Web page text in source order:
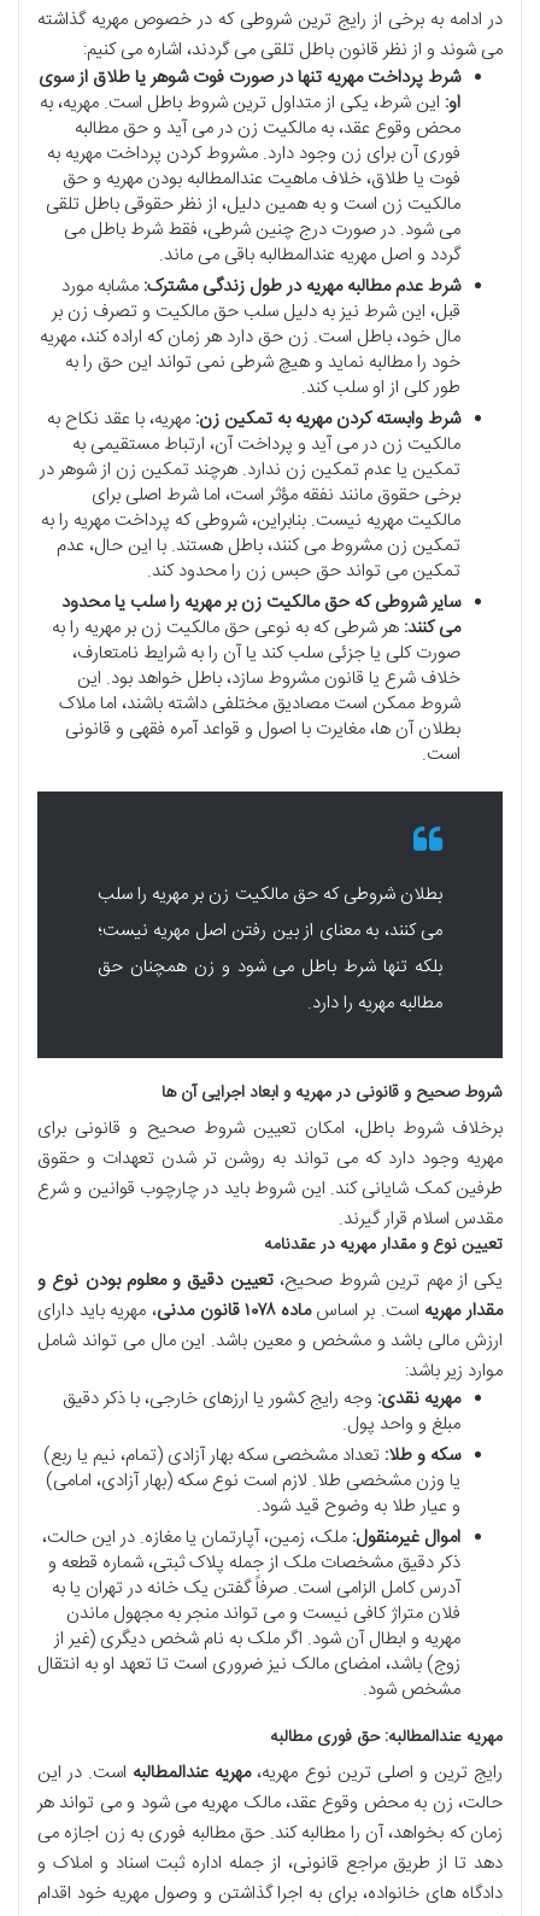
در ادامه به برخی از رایج ترین شروطی که در خصوص مهریه گذاشته
می شوند و از نظر قانون باطل تلقی می گردند، اشاره می کنیم:
شرط پرداخت مهریه تنها در صورت فوت شوهر یا طلاق از سوی
او: این شرط، یکی از متداول ترین شروط باطل است. مهریه، به
محض وقوع عقد، به مالکیت زن در می آید و حق مطالبه
فوری آن برای زن وجود دارد. مشروط کردن پرداخت مهریه به
فوت یا طلاق، خلاف ماهیت عندالمطالبه بودن مهریه و حق
مالکیت زن است و به همین دلیل، از نظر حقوقی باطل تلقی
می شود. در صورت درج چنین شرطی، فقط شرط باطل می
گردد و اصل مهریه عندالمطالبه باقی می ماند.
شرط عدم مطالبه مهریه در طول زندگی مشترک: مشابه مورد
قبل، این شرط نیز به دلیل سلب حق مالکیت و تصرف زن بر
مال خود، باطل است. زن حق دارد هر زمان که اراده کند، مهریه
خود را مطالبه نماید و هیچ شرطی نمی تواند این حق را به
طور کلی از او سلب کند.
شرط وابسته کردن مهریه به تمکین زن: مهریه، با عقد نکاح به
مالکیت زن در می آید و پرداخت آن، ارتباط مستقیمی به
تمکین یا عدم تمکین زن ندارد. هرچند تمکین زن از شوهر در
برخی حقوق مانند نفقه مؤثر است، اما شرط اصلی برای
مالکیت مهریه نیست. بنابراین، شروطی که پرداخت مهریه را به
تمکین زن مشروط می کنند، باطل هستند. با این حال، عدم
تمکین می تواند حق حبس زن را محدود کند.
سایر شروطی که حق مالکیت زن بر مهریه را سلب یا محدود
می کنند: هر شرطی که به نوعی حق مالکیت زن بر مهریه را به
صورت کلی یا جزئی سلب کند یا آن را به شرایط نامتعارف،
خلاف شرع یا قانون مشروط سازد، باطل خواهد بود. این
شروط ممکن است مصادیق مختلفی داشته باشند، اما ملاک
بطلان آن ها، مغایرت با اصول و قواعد آمره فقهی و قانونی
است.
بطلان شروطی که حق مالکیت زن بر مهریه را سلب
می کنند، به معنای از بین رفتن اصل مهریه نیست؛
بلکه تنها شرط باطل می شود و زن همچنان حق
مطالبه مهریه را دارد.
شروط صحیح و قانونی در مهریه و ابعاد اجرایی آن ها
برخلاف شروط باطل، امکان تعیین شروط صحیح و قانونی برای
مهریه وجود دارد که می تواند به روشن تر شدن تعهدات و حقوق
طرفین کمک شایانی کند. این شروط باید در چارچوب قوانین و شرع
مقدس اسلام قرار گیرند.
تعیین نوع و مقدار مهریه در عقدنامه
یکی از مهم ترین شروط صحیح،تعیین دقیق و معلوم بودن نوع و
مقدار مهریه است. بر اساسماده ۱۰۷۸ قانون مدنی
، مهریه باید دارای
ارزش مالی باشد و مشخص و معین باشد. این مال می تواند شامل
موارد زیر باشد:
مهریه نقدی: وجه رایج کشور یا ارزهای خارجی، با ذکر دقیق
مبلغ و واحد پول.
سکه و طلا: تعداد مشخصی سکه بهار آزادی (تمام، نیم یا ربع)
یا وزن مشخصی طلا. لازم است نوع سکه (بهار آزادی، امامی)
و عیار طلا به وضوح قید شود.
اموال غیرمنقول: ملک، زمین، آپارتمان یا مغازه. در این حالت،
ذکر دقیق مشخصات ملک از جمله پلاک ثبتی، شماره قطعه و
آدرس کامل الزامی است. صرفاً گفتن یک خانه در تهران یا به
فلان متراژ کافی نیست و می تواند منجر به مجهول ماندن
مهریه و ابطال آن شود. اگر ملک به نام شخص دیگری (غیر از
زوج) باشد، امضای مالک نیز ضروری است تا تعهد او به انتقال
مشخص شود.
مهریه عندالمطالبه: حق فوری مطالبه
رایج ترین و اصلی ترین نوع مهریه،مهریه عندالمطالبه است. در این
حالت، زن به محض وقوع عقد، مالک مهریه می شود و می تواند هر
زمان که بخواهد، آن را مطالبه کند. حق مطالبه فوری به زن اجازه می
دهد تا از طریق مراجع قانونی، از جمله اداره ثبت اسناد و املاک و
دادگاه های خانواده، برای به اجرا گذاشتن و وصول مهریه خود اقدام